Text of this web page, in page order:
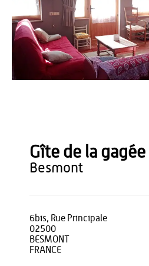
Jean-Paul Boccacci
Gîte de la
besmont
6bis, Rue Principale
02500
BESMONT
FRANCE